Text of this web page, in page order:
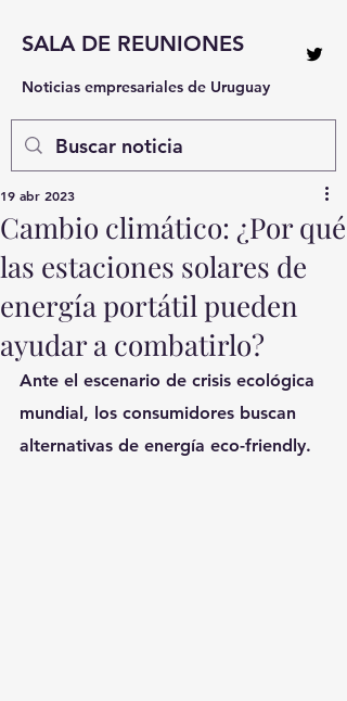
SALA DE REUNIONES
Noticias empresariales de Uruguay
Cambio climático: ¿Por qué
las estaciones solares de
energía portátil pueden
ayudar a combatirlo?
19 abr 2023
Ante el escenario de crisis ecológica
mundial, los consumidores buscan
alternativas de energía eco-friendly.